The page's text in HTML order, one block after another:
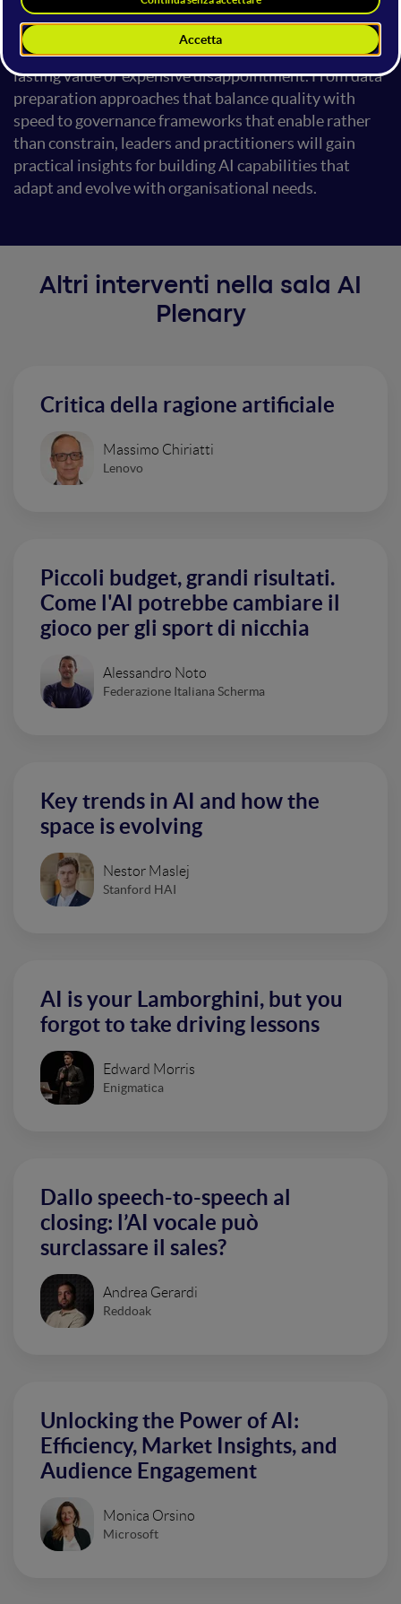
from the technical components to the interconnected
web of data governance, integration architecture, and
adoption dynamics that determine whether AI creates
lasting value or expensive disappointment. From data
preparation approaches that balance quality with
speed to governance frameworks that enable rather
than constrain, leaders and practitioners will gain
practical insights for building AI capabilities that
adapt and evolve with organisational needs.
Altri interventi nella sala AI
Plenary
Critica della ragione artificiale
Massimo Chiriatti
Lenovo
Piccoli budget, grandi risultati.
Come l'AI potrebbe cambiare il
gioco per gli sport di nicchia
Alessandro Noto
Federazione Italiana Scherma
Key trends in AI and how the
space is evolving
Nestor Maslej
Stanford HAI
AI is your Lamborghini, but you
forgot to take driving lessons
Edward Morris
Enigmatica
Dallo speech-to-speech al
closing: l’AI vocale può
surclassare il sales?
Andrea Gerardi
Reddoak
Unlocking the Power of AI:
Efficiency, Market Insights, and
Audience Engagement
Monica Orsino
Microsoft